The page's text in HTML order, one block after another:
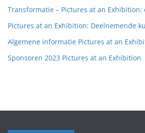
Transformatie – Pictures at an Exhibition:
Pictures at an Exhibition: Deelnemende
Algemene informatie Pictures at an
Sponsoren 2023 Pictures at an Exhibition